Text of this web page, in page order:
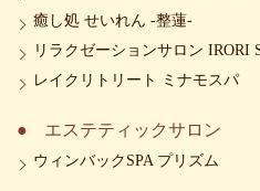
癒し処 せいれん -整蓮-
リラクゼーションサロン IRORI
レイクリトリート ミナモスパ
エステティックサロン
ウィンバックSPA プリズム